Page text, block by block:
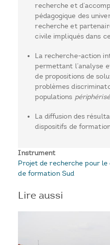
recherche et
pédagogique des
recherche et
civile impliqués dans
La recherche-action
permettant l’analyse
de propositions de
problèmes
populations
La diffusion des
dispositifs de
Instrument
Projet de recherche pour
de formation Sud
Lire aussi